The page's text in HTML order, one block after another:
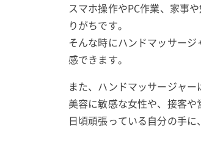
スマホ操作やPC作業、家事
りがちです。
そんな時にハンドマッサー
感できます。
また、ハンドマッサージャー
美容に敏感な女性や、接客や
日頃頑張っている自分の手